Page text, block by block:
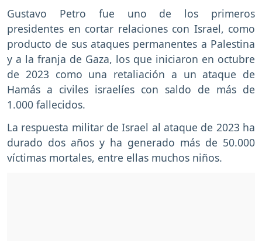
Gustavo Petro fue uno de los primeros
presidentes en cortar relaciones con Israel, como
producto de sus ataques permanentes a Palestina
y a la franja de Gaza, los que iniciaron en octubre
de 2023 como una retaliación a un ataque de
Hamás a civiles israelíes con saldo de más de
1.000 fallecidos.
La respuesta militar de Israel al ataque de 2023 ha
durado dos años y ha generado más de 50.000
víctimas mortales, entre ellas muchos niños.